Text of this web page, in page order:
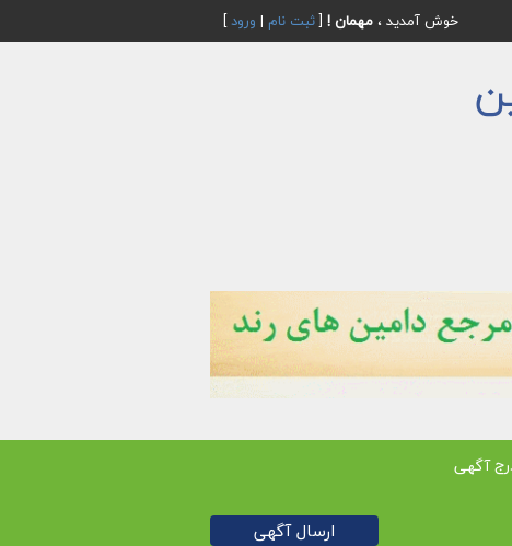
خوش آمدید ، مهمان ! [ثبت نام | ورود]
آگهی
ارسال آگهی